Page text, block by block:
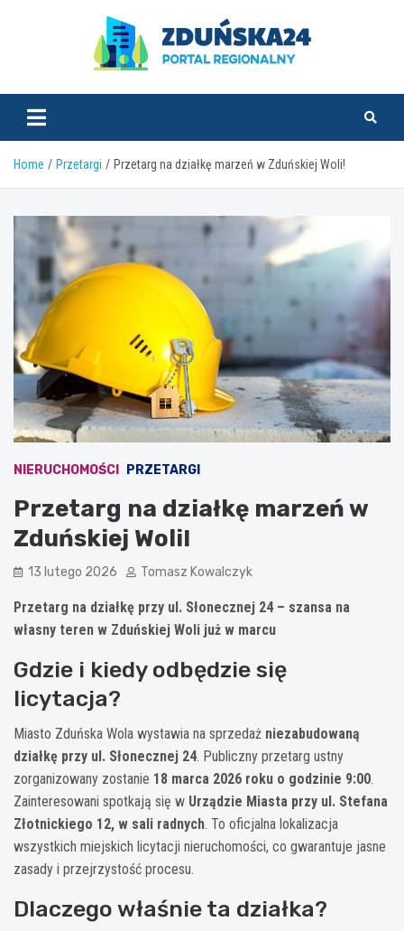
zdunska24.pl
Home Przetargi Przetarg na działkę marzeń w Zduńskiej Woli!
NIERUCHOMOŚCI PRZETARGI
Przetarg na działkę marzeń w
Zduńskiej Woli!
13 lutego 2026 Tomasz Kowalczyk
Przetarg na działkę przy ul. Słonecznej 24 – szansa na
własny teren w Zduńskiej Woli już w marcu
Gdzie i kiedy odbędzie się
licytacja?
Miasto Zduńska Wola wystawia na sprzedaż niezabudowaną
działkę przy ul. Słonecznej 24. Publiczny przetarg ustny
zorganizowany zostanie 18 marca 2026 roku o godzinie 9:00.
Zainteresowani spotkają się w Urządzie Miasta przy ul. Stefana
Złotnickiego 12, w sali radnych. To oficjalna lokalizacja
wszystkich miejskich licytacji nieruchomości, co gwarantuje jasne
zasady i przejrzystość procesu.
Dlaczego właśnie ta działka?